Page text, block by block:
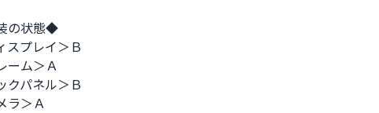
の状態◆
スプレイ＞Ｂ
ーム＞Ａ
クパネル＞Ｂ
ラ＞Ａ